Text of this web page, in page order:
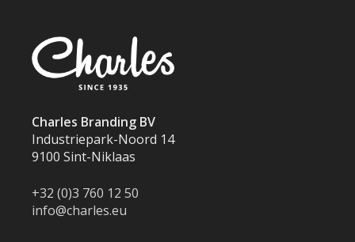
Charles Branding BV
Industriepark-Noord 14
9100 Sint-Niklaas
+32 (0)3 760 12 50
info@charles.eu